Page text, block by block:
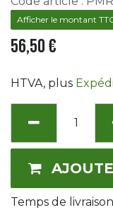
Afficher le montant
56,50€
HTVA, plus
Temps de